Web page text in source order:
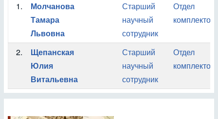
1.
Молчанова
Тамара
Львовна
Старший
научный
сотрудник
Отдел
2.
Щепанская
Юлия
Витальевна
Старший
научный
сотрудник
Отдел